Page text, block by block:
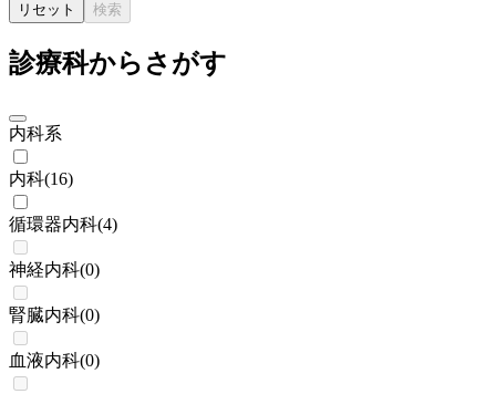
リセット 検索
診療科からさがす
内科系
内科(16)
循環器内科(4)
神経内科(0)
腎臓内科(0)
血液内科(0)